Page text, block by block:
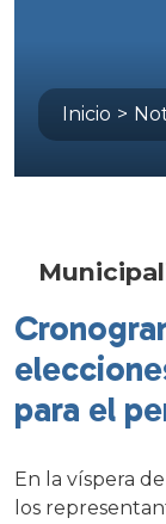
Inicio >
para el
En la víspera
los